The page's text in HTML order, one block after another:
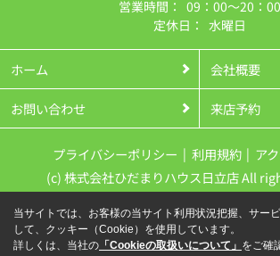
営業時間： 09：00～20：00
定休日： 水曜日
ホーム 会社概要
お問い合わせ 来店予約
プライバシーポリシー 利用規約
ア
(c) 株式会社ひだまりハウス日立店 All
当サイトでは、お客様の当サイト利用状況把握、サー
して、クッキー（Cookie）を使用しています。
詳しくは、当社の 「Cookieの取扱いについて」 をご確